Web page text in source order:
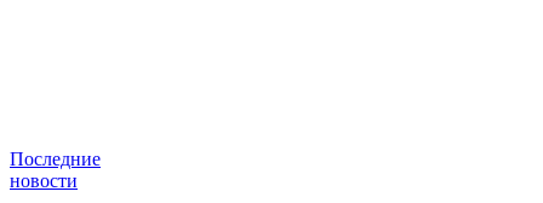
Последние
новости